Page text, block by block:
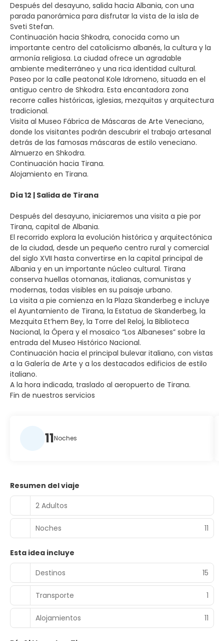
Después del desayuno, salida hacia Albania, con una
parada panorámica para disfrutar la vista de la isla de
Sveti Stefan.
Continuación hacia Shkodra, conocida como un
importante centro del catolicismo albanés, la cultura y la
armonía religiosa. La ciudad ofrece un agradable
ambiente mediterráneo y una rica identidad cultural.
Paseo por la calle peatonal Kole Idromeno, situada en el
antiguo centro de Shkodra. Esta encantadora zona
recorre calles históricas, iglesias, mezquitas y arquitectura
tradicional.
Visita al Museo Fábrica de Máscaras de Arte Veneciano,
donde los visitantes podrán descubrir el trabajo artesanal
detrás de las famosas máscaras de estilo veneciano.
Almuerzo en Shkodra.
Continuación hacia Tirana.
Alojamiento en Tirana.
Día 12 | Salida de Tirana
Después del desayuno, iniciaremos una visita a pie por
Tirana, capital de Albania.
El recorrido explora la evolución histórica y arquitectónica
de la ciudad, desde un pequeño centro rural y comercial
del siglo XVII hasta convertirse en la capital principal de
Albania y en un importante núcleo cultural. Tirana
conserva huellas otomanas, italianas, comunistas y
modernas, todas visibles en su paisaje urbano.
La visita a pie comienza en la Plaza Skanderbeg e incluye
el Ayuntamiento de Tirana, la Estatua de Skanderbeg, la
Mezquita Et’hem Bey, la Torre del Reloj, la Biblioteca
Nacional, la Ópera y el mosaico “Los Albaneses” sobre la
entrada del Museo Histórico Nacional.
Continuación hacia el principal bulevar italiano, con vistas
a la Galería de Arte y a los destacados edificios de estilo
italiano.
A la hora indicada, traslado al aeropuerto de Tirana.
Fin de nuestros servicios
11Noches
Resumen del viaje
2 Adultos
Noches 11
Esta idea incluye
Destinos
15
Transporte 1
Alojamientos 11